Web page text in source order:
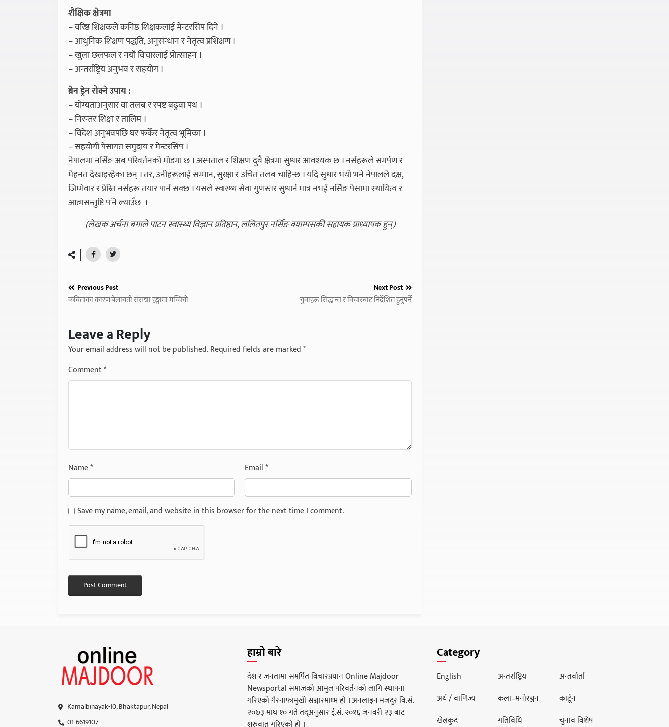
शैक्षिक क्षेत्रमा
– वरिष्ठ शिक्षकले कनिष्ठ शिक्षकलाई मेन्टरसिप दिने ।
– आधुनिक शिक्षण पद्धति, अनुसन्धान र नेतृत्व प्रशिक्षण ।
– खुला छलफल र नयाँ विचारलाई प्रोत्साहन ।
– अन्तर्राष्ट्रिय अनुभव र सहयोग ।
ब्रेन ड्रेन रोक्ने उपाय :
– योग्यताअनुसार वा तलब र स्पष्ट बढुवा पथ ।
– निरन्तर शिक्षा र तालिम ।
– विदेश अनुभवपछि घर फर्केर नेतृत्व भूमिका ।
– सहयोगी पेसागत समुदाय र मेन्टरसिप ।
नेपालमा नर्सिङ अब परिवर्तनको मोडमा छ । अस्पताल र शिक्षण दुवै क्षेत्रमा सुधार आवश्यक छ । नर्सहरूले समर्पण र
मेहनत देखाइरहेका छन् । तर, उनीहरूलाई सम्मान, सुरक्षा र उचित तलब चाहिन्छ । यदि सुधार भयो भने नेपालले दक्ष,
जिम्मेवार र प्रेरित नर्सहरू तयार पार्न सक्छ । यसले स्वास्थ्य सेवा गुणस्तर सुधार्न मात्र नभई नर्सिङ पेसामा स्थायित्व र
आत्मसन्तुष्टि पनि ल्याउँछ ।
(लेखक अर्चना बगाले पाटन स्वास्थ्य विज्ञान प्रतिष्ठान, ललितपुर नर्सिङ क्याम्पसकी सहायक प्राध्यापक हुन्)
Previous Post
कविताका कारण बेलायती संसद्मा हङ्गामा मच्चियो
Next Post
युवाहरू सिद्धान्त र विचारबाट निर्देशित हुनुपर्ने
Leave a Reply
Your email address will not be published.Required fields are marked*
Comment*
Name* Email*
Save my name, email, and website in this browser for the next time I comment.
Kamalbinayak-10, Bhaktapur, Nepal
01-6619107
हाम्रो बारे
देश र जनतामा समर्पित विचारप्रधान Online Majdoor
Newsportal समाजको आमुल परिवर्तनको लागि स्थापना
गरिएको गैरनाफामुखी सञ्चारमाध्म हो । अनलाइन मजदुर वि.सं.
२०७३ माघ १० गते तद्अनुसार ई.सं. २०१६ जनवरी २३ बाट
Category
English अन्तर्राष्ट्रिय
अन्तर्वार्ता
अर्थ / वाणिज्य
कला–मनोरञ्जन
कार्टून
खेलकुद
गतिविधि चुनाव विशेष